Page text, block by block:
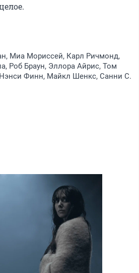
Миа Мориссей, Карл Ричмонд,
Роб Браун, Эллора Айрис, Том
Финн, Майкл Шенкс, Санни С.